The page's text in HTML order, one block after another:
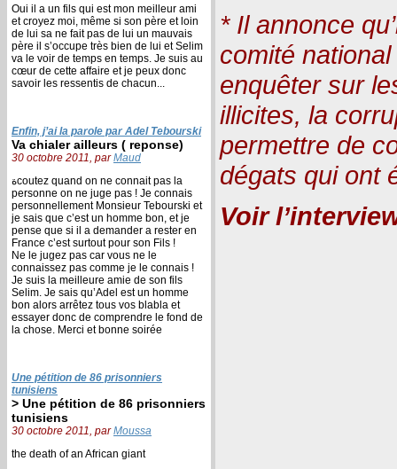
Oui il a un fils qui est mon meilleur ami
et croyez moi, même si son père et loin
de lui sa ne fait pas de lui un mauvais
père il s’occupe très bien de lui et Selim
va le voir de temps en temps. Je suis au
cœur de cette affaire et je peux donc
savoir les ressentis de chacun...
Enfin, j’ai la parole par Adel Tebourski
Va chialer ailleurs ( reponse)
30 octobre 2011, parMaud
ةcoutez quand on ne connait pas la
personne on ne juge pas ! Je connais
personnellement Monsieur Tebourski et
je sais que c’est un homme bon, et je
pense que si il a demander a rester en
France c’est surtout pour son Fils !
Ne le jugez pas car vous ne le
connaissez pas comme je le connais !
Je suis la meilleure amie de son fils
Selim. Je sais qu’Adel est un homme
bon alors arrêtez tous vos blabla et
essayer donc de comprendre le fond de
la chose. Merci et bonne soirée
Une pétition de 86 prisonniers
tunisiens
> Une pétition de 86 prisonniers
tunisiens
30 octobre 2011, parMoussa
the death of an African giant
* Il annonce
comité
enquêter sur
illicites, la
permettre de
dégats qui ont
Voir